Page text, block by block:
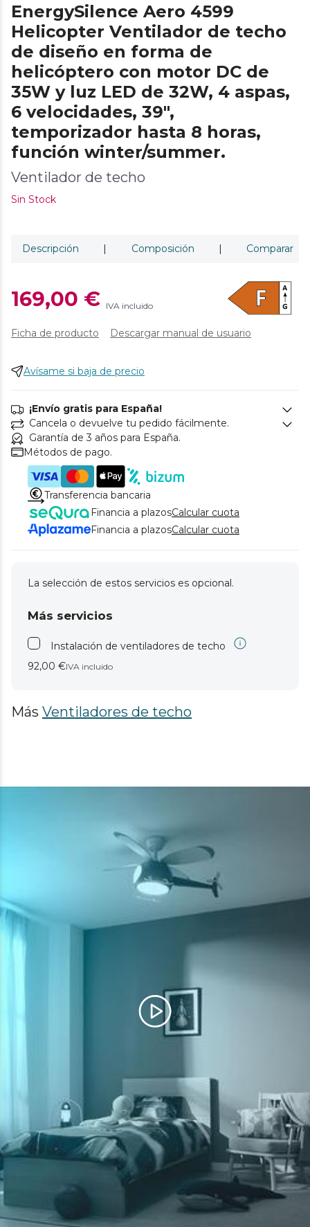
EnergySilence Aero 4599
Helicopter Ventilador de techo
de diseño en forma de
helicóptero con motor DC de
35W y luz LED de 32W, 4 aspas,
6 velocidades, 39",
temporizador hasta 8 horas,
función winter/summer.
Ventilador de techo
Sin Stock
Descripción | Composición | Comparar
169,00 € IVA incluido
Ficha de producto Descargar manual de usuario
Avísame si baja de precio
¡Envío gratis para España!
Cancela o devuelve tu pedido fácilmente.
Garantía de 3 años para España.
Métodos de pago.
Transferencia bancaria
Financia a plazosCalcular cuota
Financia a plazosCalcular cuota
La selección de estos servicios es opcional.
Más servicios
Instalación de ventiladores de techo
92,00 €IVA incluido
Más Ventiladores de techo